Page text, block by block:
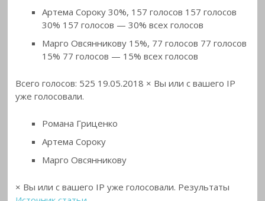
Артема Сороку 30%, 157 голосов 157 голосов
30% 157 голосов — 30% всех голосов
Марго Овсянникову 15%, 77 голосов 77 голосов
15% 77 голосов — 15% всех голосов
Всего голосов: 525 19.05.2018 × Вы или с вашего IP
уже голосовали.
Романа Гриценко
Артема Сороку
Марго Овсянникову
× Вы или с вашего IP уже голосовали. Результаты